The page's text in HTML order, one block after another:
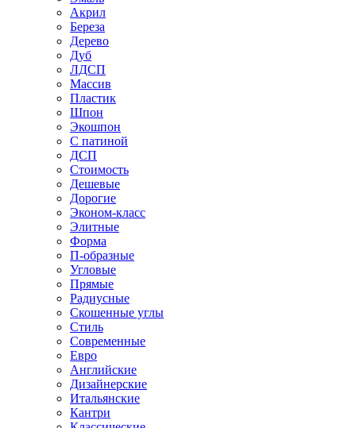
Акрил
Береза
Дерево
Дуб
ЛДСП
Массив
Пластик
Шпон
Экошпон
С патиной
ДСП
Стоимость
Дешевые
Дорогие
Эконом-класс
Элитные
Форма
П-образные
Угловые
Прямые
Радиусные
Скошенные углы
Стиль
Современные
Евро
Английские
Дизайнерские
Итальянские
Кантри